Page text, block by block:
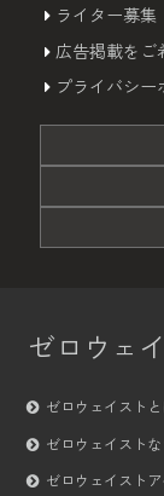
ライター募集
広告掲載をご
プライバシー
ゼロウェ
ゼロウェイスト
ゼロウェイスト
ゼロウェイスト